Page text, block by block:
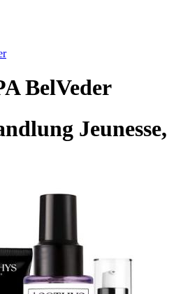
BelVeder
Jeunesse,